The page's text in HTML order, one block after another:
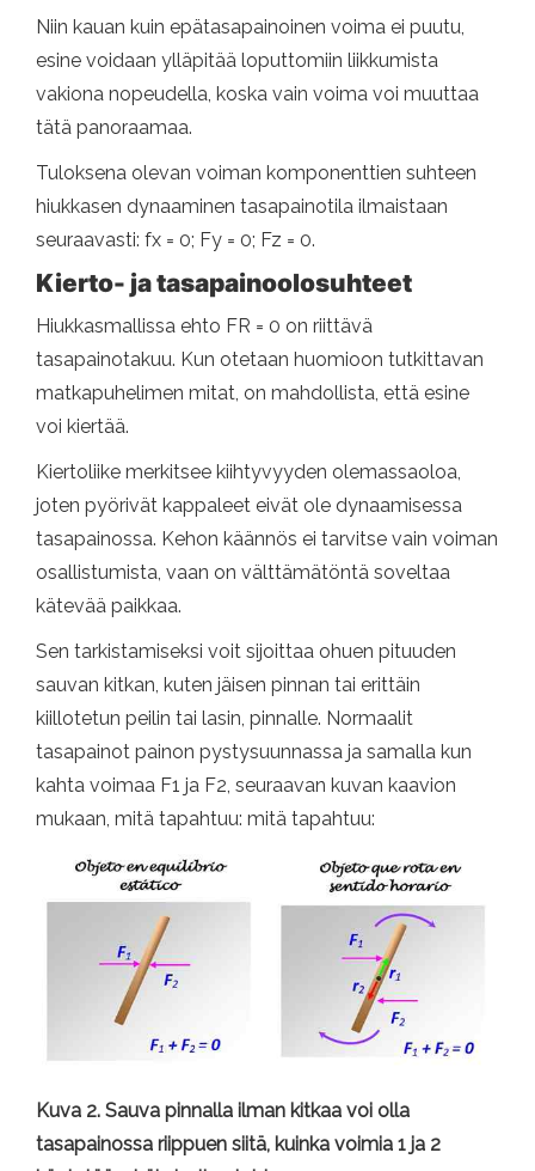
Niin kauan kuin epätasapainoinen voima ei puutu,
esine voidaan ylläpitää loputtomiin liikkumista
vakiona nopeudella, koska vain voima voi muuttaa
tätä panoraamaa.
Tuloksena olevan voiman komponenttien suhteen
hiukkasen dynaaminen tasapainotila ilmaistaan ​​
seuraavasti: fx = 0; Fy = 0; Fz = 0.
Kierto- ja tasapainoolosuhteet
Hiukkasmallissa ehto FR = 0 on riittävä
tasapainotakuu. Kun otetaan huomioon tutkittavan
matkapuhelimen mitat, on mahdollista, että esine
voi kiertää.
Kiertoliike merkitsee kiihtyvyyden olemassaoloa,
joten pyörivät kappaleet eivät ole dynaamisessa
tasapainossa. Kehon käännös ei tarvitse vain voiman
osallistumista, vaan on välttämätöntä soveltaa
kätevää paikkaa.
Sen tarkistamiseksi voit sijoittaa ohuen pituuden
sauvan kitkan, kuten jäisen pinnan tai erittäin
kiillotetun peilin tai lasin, pinnalle. Normaalit
tasapainot painon pystysuunnassa ja samalla kun
kahta voimaa F1 ja F2, seuraavan kuvan kaavion
mukaan, mitä tapahtuu: mitä tapahtuu:
Kuva 2. Sauva pinnalla ilman kitkaa voi olla
tasapainossa riippuen siitä, kuinka voimia 1 ja 2